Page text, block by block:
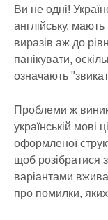
Ви не одні!
англійську,
виразів аж до
панікувати,
означають
Проблеми ж
українській мові
оформленої
щоб розібратися
варіантами
про помилки,